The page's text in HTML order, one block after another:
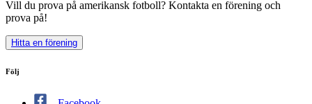
Vill du prova på amerikansk fotboll? Kontakta en förening och
prova på!
Hitta en förening
Följ